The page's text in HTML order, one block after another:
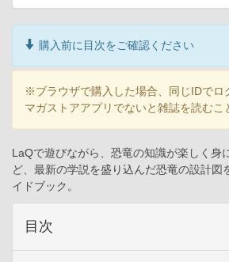
購入前に目次をご確認ください
※ブラウザで購入した場合、同じIDでロ
マガストアアプリでないと雑誌を読むこ
LaQで遊びながら、恐竜の知識が楽しく身
ど、最新の学説を盛り込んだ恐竜の設計図
イドブック。
目次